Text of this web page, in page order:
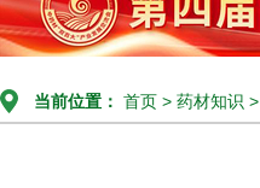
当前位置： 首页 > 药材知识 >